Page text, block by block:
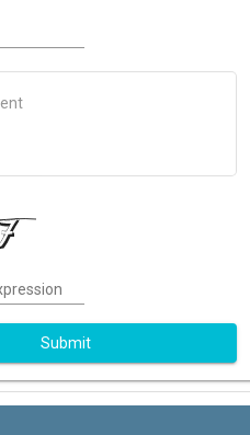
Submit